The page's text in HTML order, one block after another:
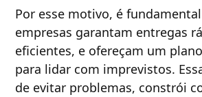
Por esse motivo, é
empresas garantam entregas
eficientes, e ofereçam um
para lidar com imprevistos.
de evitar problemas, constrói